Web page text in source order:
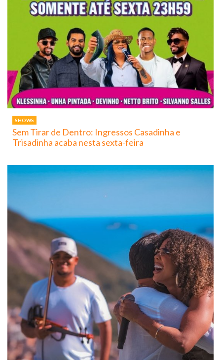
SHOWS
Sem Tirar de Dentro: Ingressos Casadinha e
Trisadinha acaba nesta sexta-feira